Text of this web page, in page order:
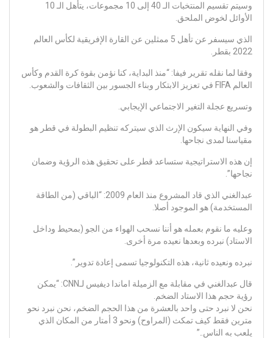
وسيتم تقسيم المنتخبات الـ 40 إلى 10 مجموعات، يتأهل الـ 10
الأوائل لخوض الملحق.
الذي سيسفر عن تأهل 5 ممثلين عن القارة الإفريقية لكأس العالم
2022 بقطر.
وفقا لما نقله تقرير فيفا: “منذ البداية، كنا نؤمن بقوة كرة القدم وكأس
العالم FIFA في تعزيز الابتكار وبناء الجسور بين الثقافات والشعوب.
وتسريع عجلة التغير الاجتماعي الإيجابي.
وفي النهاية سيكون الإرث الذي سيتركه تنظيم البطولة في قطر هو
مقياسنا لمدى نجاحها.
إن هذه الاستراتيجية ستساعد قطر على تحقيق هذه الرؤية وضمان
نجاحها”.
عبدالغني الذي قاد المشروع منذ العام 2009: “الباقي (من الطاقة
المستخدمة) هو الموجود أصلا.
وعليه ما نقوم بعمله هو أننا نسحب الهواء من الجو (بمحيط وداخل
الاستاد) نبرده وبعدها نعيده مرة أخرى.
نبرده ونعيده ثانية، هذه التكنولوجيا تسمى إعادة تدوير”.
قال عبدالغني في مقابلة مع الزميلة اماندا ديفيس لـCNN: “يمكن
رؤية حجم هذا الاستاد الضخم.
نحن لا نبرد حتى واحد بالعشرة من هذا الحجم الضخم، نحن نبرد نحو
مترين فقط كيف تمكث (المراوح) ونحو 3 أمتار من المكان الذي
يلعب به الناس..”